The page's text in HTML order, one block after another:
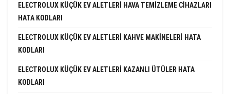
ELECTROLUX KÜÇÜK EV ALETLERI HAVA TEMIZLEME CIHAZLARI
HATA KODLARI
ELECTROLUX KÜÇÜK EV ALETLERI KAHVE MAKINELERI HATA
KODLARI
ELECTROLUX KÜÇÜK EV ALETLERI KAZANLI ÜTÜLER HATA
KODLARI